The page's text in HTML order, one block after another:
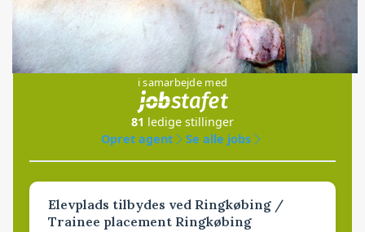
Jobs
i samarbejde med
81 ledige stillinger
Opret agent
Se alle jobs
Elevplads tilbydes ved Ringkøbing /
Trainee placement Ringkøbing